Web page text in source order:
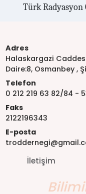
Türk
Adres
Halaskargazi
Daire:8, Osmanbey ,
Telefon
0 212 219 63 82/84 -
Faks
2122196343
E-posta
İletişim